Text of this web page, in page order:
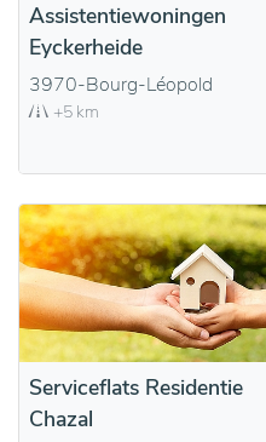
Assistentiewoningen
Eyckerheide
3970-Bourg-Léopold
+5 km
Serviceflats Residentie
Chazal